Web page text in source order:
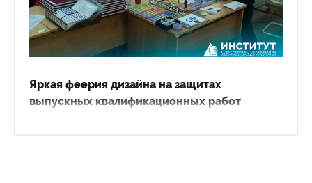
Яркая феерия дизайна на защитах
выпускных квалификационных работ